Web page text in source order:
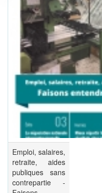
Emploi, salaires,
retraite, aides
publiques sans
contrepartie -